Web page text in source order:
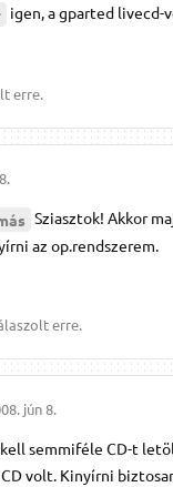
igen, a gparted livecd-
erre.
Sziasztok! Akkor
az op.rendszerem.
erre.
jún 8.
semmiféle CD-t
volt. Kinyírni